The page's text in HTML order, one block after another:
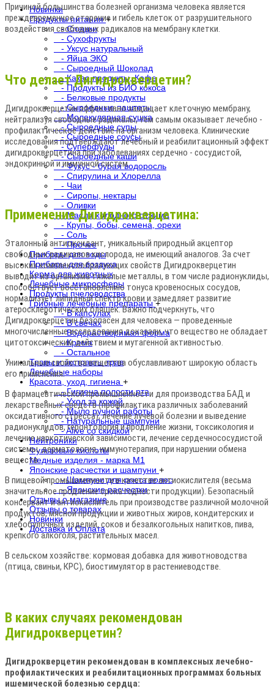
Новинки
Продукты питания+
- Специи
- Сухофрукты
- Уксус натуральный
- Яйца ЭКО
- Сыроедный Шоколад
- Какао продукты, Кофе
- Продукты из БИО кокоса
- Белковые продукты
- Сыроедные паштеты
- Молекулярная сушка
- Сыроедные супы
- Сыроедные соусы
- Суперфуды
- Сыроедные каши
- Фукус - бурая водоросль
- Спирулина и Хлорелла
- Чаи
- Сиропы, нектары
- Оливки
- Масла холодного отжима
- Крупы, бобы, семена, орехи
- Соль
- Прочее
Приборы для воды
Приборы для воздуха
Корма для животных
Лечебные микросферы
Продукты пчеловодства
Грибные лечебные препараты+
- В капсулах
- В свечах
- Водорастворимая форма
- Крема
- Остальное
Травы и экстракты трав
Лечебные наборы
Красота, уход, гигиена +
- Гигиена полости рта
- Уход за кожей
- Мыло ручной работы
- Натуральные шампуни
- Alive со скидкой
Нейтроники
Фульвовые кислоты
Медные изделия - марка М1
Японские расчестки и шампуни +
- Шампуни для роста волос
- Японские расчестки
Отзывы о магазине
Отзывы о товарах
Новинки
Доставка и Оплата
Причиной большинства болезней организма человека является
преждевременное старение и гибель клеток от разрушительного
воздействия свободных радикалов на мембрану клетки.
Что делает Дигидрокверцетин?
Дигидрокверцетин эффективно защищает клеточную мембрану,
нейтрализуя свободные радикалы, тем самым оказывает лечебно -
профилактическое действие на организм человека. Клинические
исследования подтверждают лечебный и реабилитационный эффект
дигидрокверцетина при заболеваниях сердечно - сосудистой,
эндокринной и иммунной систем.
Применение Дигидрокверцетина:
Эталонный антиоксидант, уникальный природный акцептор
свободных радикалов кислорода, не имеющий аналогов. За счет
высоких комплексообразующих свойств Дигидрокверцетин
выводит из организма тяжелые металлы, в том числе радионуклиды,
способствует восстановлению тонуса кровеносных сосудов,
нормализует липидный спектр крови и замедляет развитие
атеросклеротических бляшек. Важно подчеркнуть, что
Дигидрокверцетин безопасен для человека — проведенные
многочисленные исследования доказали, что вещество не обладает
цитотоксическим действием и мутагенной активностью.
Уникальные свойства вещества обуславливают широкую область
его применения.
В фармацевтической промышленности для производства БАД и
лекарственных средств (профилактика различных заболеваний
оксидативного стресса); лечение лучевой болезни и выведение
радионуклидов, геронтология и продление жизни, токсикология и
лечение наркотической зависимости, лечение сердечнососудистой
системы, дерматология, иммунотерапия, при нарушении обмена
веществ.
В пищевой промышленности в качестве антиокислителя (весьма
значительное продление срока годности продукции). Безопасный
консервант и антиокислитель при производстве различной молочной
продуктов, мясной продукции и животных жиров, кондитерских и
хлебобулочных изделий, соков и безалкогольных напитков, пива,
крепкого алкоголя, растительных масел.
В сельском хозяйстве: кормовая добавка для животноводства
(птица, свиньи, КРС), биостимулятор в растениеводстве.
В каких случаях рекомендован
Дигидрокверцетин?
Дигидрокверцетин рекомендован в комплексных лечебно-
профилактических и реабилитационных программах больных
ишемической болезнью сердца: